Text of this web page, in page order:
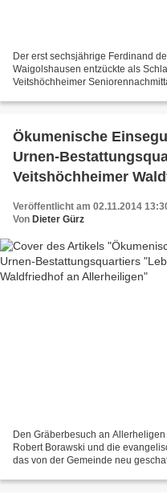
Der erst sechsjährige Ferdinand
Waigolshausen entzückte als
Veitshöchheimer
Ökumenische
Urnen-
Veitshöchheimer
Veröffentlicht am 02.11.2014
Von Dieter Gürz
Den Gräberbesuch an
Robert Borawski und die
das von der Gemeinde neu